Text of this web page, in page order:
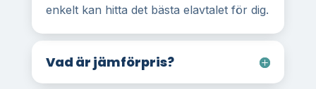
enkelt kan hitta det bästa elavtalet för dig.
Vad är jämförpris?